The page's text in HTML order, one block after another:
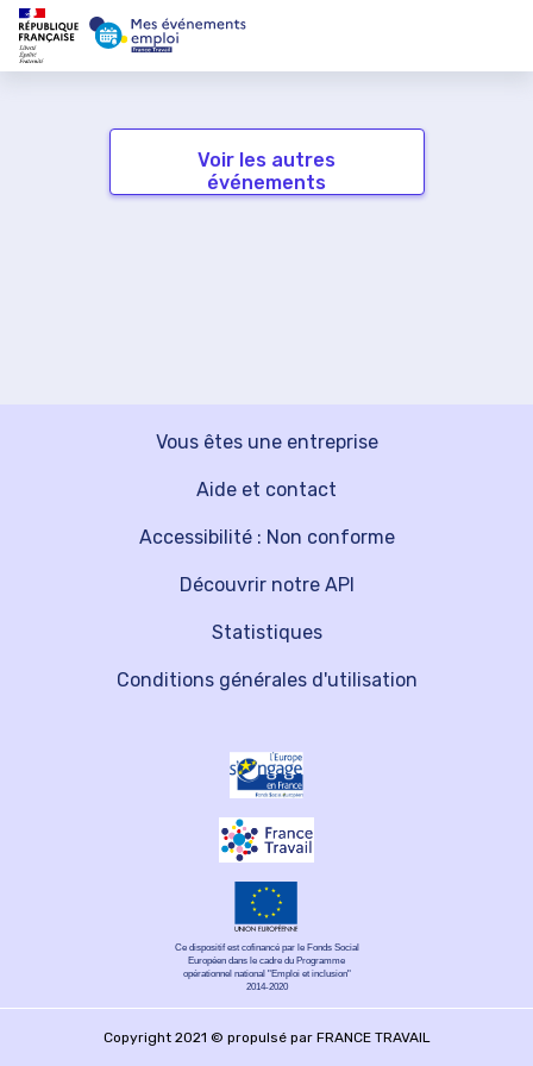
Voir les autres
événements
Vous êtes une entreprise
Découvrir notre API
Aide et contact
Statistiques
Accessibilité : Non conforme
Conditions générales d'utilisation
Ce dispositif est cofinancé par le Fonds Social
Européen dans le cadre du Programme
opérationnel national "Emploi et inclusion"
2014-2020
Copyright 2021 © propulsé par FRANCE TRAVAIL